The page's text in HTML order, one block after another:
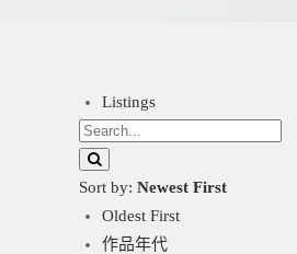
Listings
Sort by: Newest First
Oldest First
作品年代